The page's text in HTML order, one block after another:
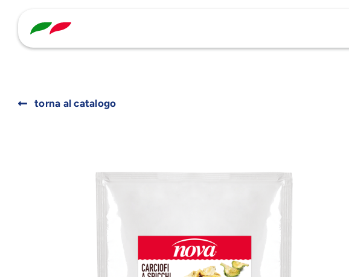
content
torna al catalogo